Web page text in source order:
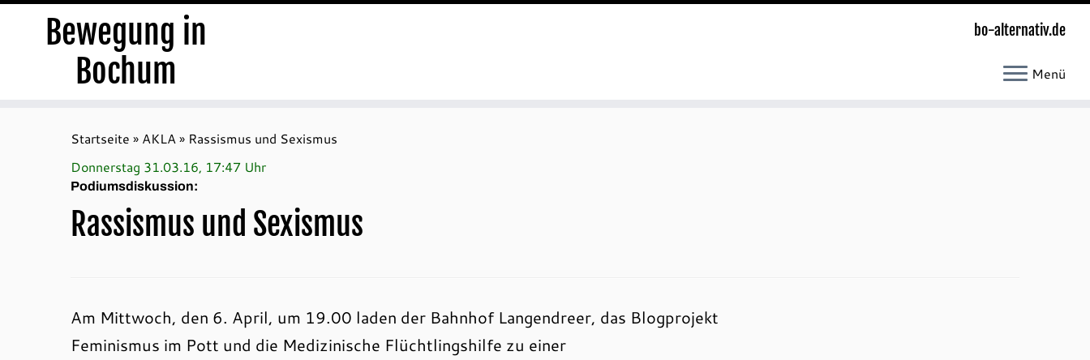
Bewegung in
Bochum
bo-alternativ.de
Menü
Startseite » AKLA» Rassismus und Sexismus
Donnerstag 31.03.16, 17:47 Uhr
Podiumsdiskussion:
Rassismus und Sexismus
Am Mittwoch, den 6. April, um 19.00 laden der Bahnhof Langendreer, das Blogprojekt
Feminismus im Pott und die Medizinische Flüchtlingshilfe zu einer